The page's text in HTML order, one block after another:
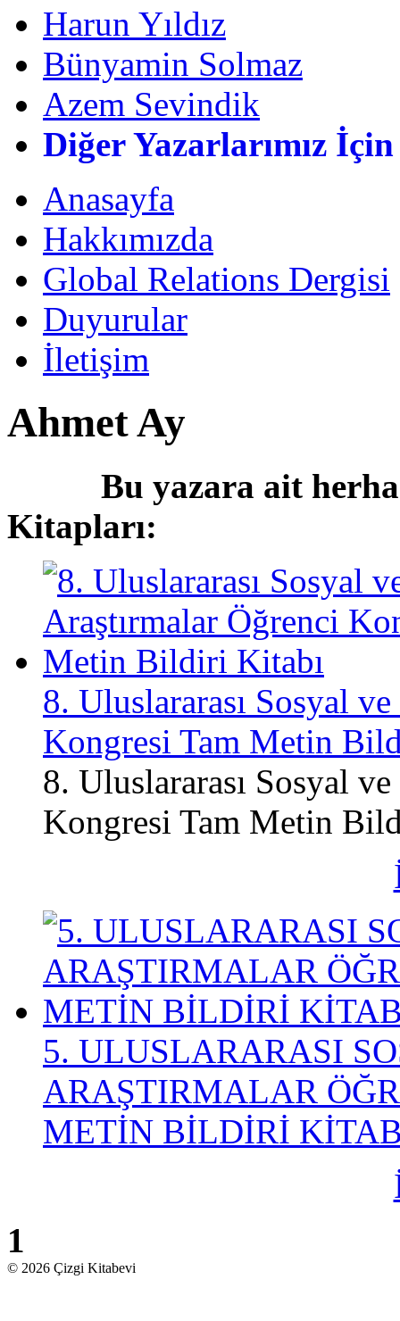
Harun Yıldız
Bünyamin Solmaz
Azem Sevindik
Diğer Yazarlarımız İçin
Anasayfa
Hakkımızda
Global Relations Dergisi
Duyurular
İletişim
Ahmet Ay
Bu yazara ait
Kitapları:
8. Uluslararası Sosyal
Kongresi Tam Metin
8. Uluslararası Sosyal
Kongresi Tam Metin
5. ULUSLARARASI
ARAŞTIRMALAR
METİN BİLDİRİ
1
© 2026 Çizgi Kitabevi